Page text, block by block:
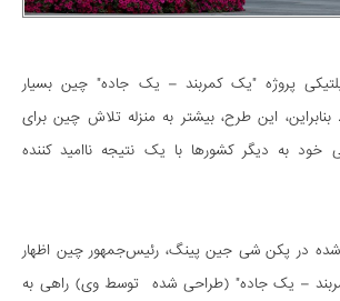
پروژه "یک کمربند – یک جاده" چین بسیار
این طرح، بیشتر به منزله تلاش چین برای
خود به دیگر کشورها با یک نتیجه ناامید کننده
شده در پکن شی جین پینگ، رئیس‌جمهور چین اظهار
– یک جاده" (طراحی شده توسط وی) راهی به